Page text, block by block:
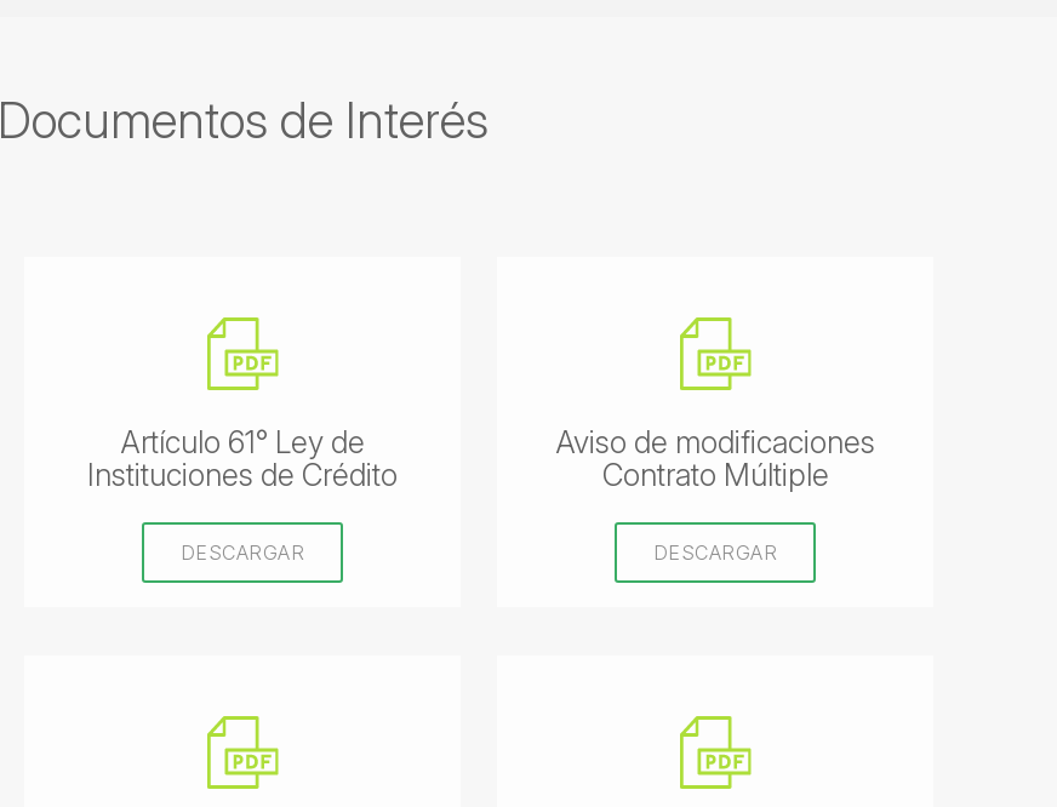
Documentos de Interés
Artículo 61° Ley de
Instituciones de Crédito
DESCARGAR
Aviso de modificaciones
Contrato Múltiple
DESCARGAR